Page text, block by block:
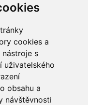
cookies a
s
uživatelského
obsahu a
návštěvnosti
od106,60 Kč